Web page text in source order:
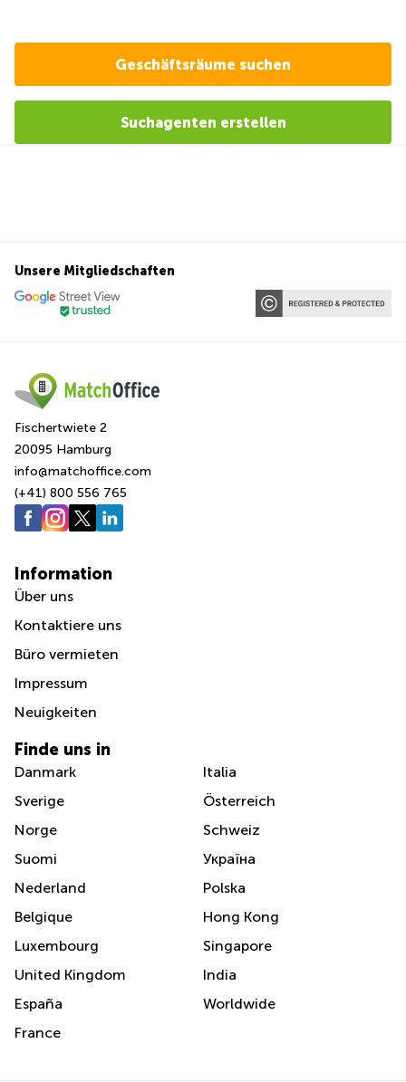
Geschäftsräume suchen
Suchagenten erstellen
Unsere Mitgliedschaften
Fischertwiete 2
20095 Hamburg
info@matchoffice.com
(+41) 800 556 765
Information
Über uns
Kontaktiere uns
Büro vermieten
Impressum
Neuigkeiten
Finde uns in
Danmark
Sverige
Norge
Suomi
Nederland
Belgique
Luxembourg
United Kingdom
España
France
Italia
Österreich
Schweiz
Україна
Polska
Hong Kong
Singapore
India
Worldwide